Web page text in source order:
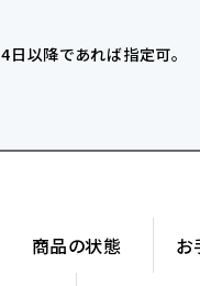
以降であれば指定可。
商品の状態 お